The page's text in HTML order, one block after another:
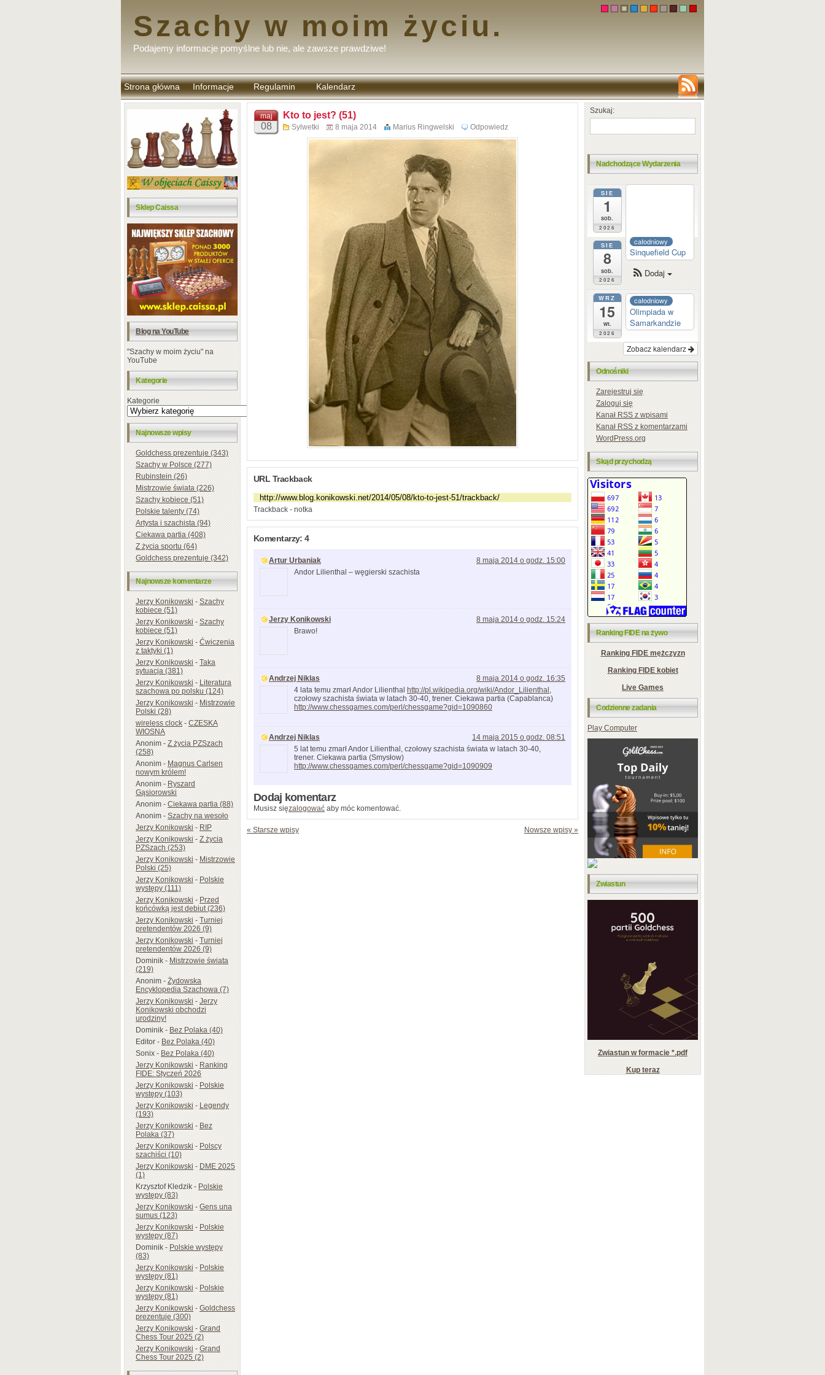
Szachy w moim życiu.
Podajemy informacje pomyślne lub nie, ale zawsze prawdziwe!
Strona główna Informacje Regulamin
komentarzy
Kalendarz
Sklep Caissa
Blog na YouTube
"Szachy w moim życiu" na
YouTube
Kategorie
Kategorie
Najnowsze wpisy
Goldchess prezentuje (343)
Szachy w Polsce (277)
Rubinstein (26)
Mistrzowie świata (226)
Szachy kobiece (51)
Polskie talenty (74)
Artysta i szachista (94)
Ciekawa partia (408)
Z życia sportu (64)
Goldchess prezentuje (342)
Najnowsze komentarze
Jerzy Konikowski-Szachy
kobiece (51)
Jerzy Konikowski-Szachy
kobiece (51)
Jerzy Konikowski-Ćwiczenia
z taktyki (1)
Jerzy Konikowski-Taka
sytuacja (381)
Jerzy Konikowski-Literatura
szachowa po polsku (124)
Jerzy Konikowski-Mistrzowie
Polski (28)
wireless clock-CZESKA
WIOSNA
Anonim-Z życia PZSzach
(258)
Anonim-Magnus Carlsen
nowym królem!
Anonim-Ryszard
Gąsiorowski
Anonim-Ciekawa partia (88)
Anonim-Szachy na wesoło
Jerzy Konikowski-RIP
Jerzy Konikowski-Z życia
PZSzach (253)
Jerzy Konikowski-Mistrzowie
Polski (25)
Jerzy Konikowski-Polskie
występy (111)
Jerzy Konikowski-Przed
końcówką jest debiut (236)
Jerzy Konikowski-Turniej
pretendentów 2026 (9)
Jerzy Konikowski-Turniej
pretendentów 2026 (9)
Dominik-Mistrzowie świata
(219)
Anonim-Żydowska
Encyklopedia Szachowa (7)
Jerzy Konikowski-Jerzy
Konikowski obchodzi
urodziny!
Dominik-Bez Polaka (40)
Editor-Bez Polaka (40)
Sonix-Bez Polaka (40)
Jerzy Konikowski-Ranking
FIDE: Styczeń 2026
Jerzy Konikowski-Polskie
występy (103)
Jerzy Konikowski-Legendy
(193)
Jerzy Konikowski-Bez
Polaka (37)
Jerzy Konikowski-Polscy
szachiści (10)
Jerzy Konikowski-DME 2025
(1)
Krzysztof Kledzik-Polskie
występy (83)
Jerzy Konikowski-Gens una
sumus (123)
Jerzy Konikowski-Polskie
występy (87)
Dominik-Polskie występy
(83)
Jerzy Konikowski-Polskie
występy (81)
Jerzy Konikowski-Polskie
występy (81)
Jerzy Konikowski-Goldchess
prezentuje (300)
Jerzy Konikowski-Grand
Chess Tour 2025 (2)
Jerzy Konikowski-Grand
Chess Tour 2025 (2)
maj
08
Kto to jest? (51)
Sylwetki 8 maja 2014 Marius Ringwelski Odpowiedz
URL Trackback
Trackback - notka
Komentarzy: 4
Artur Urbaniak
8 maja 2014 o godz. 15:00
Andor Lilienthal – węgierski szachista
Jerzy Konikowski
8 maja 2014 o godz. 15:24
Brawo!
Andrzej Niklas
8 maja 2014 o godz. 16:35
4 lata temu zmarł Andor Lilienthal http://pl.wikipedia.org/wiki/Andor_Lilienthal ,
czołowy szachista świata w latach 30-40, trener. Ciekawa partia (Capablanca)
http://www.chessgames.com/perl/chessgame?gid=1090860
Andrzej Niklas
14 maja 2015 o godz. 08:51
5 lat temu zmarł Andor Lilienthal, czołowy szachista świata w latach 30-40,
trener. Ciekawa partia (Smysłow)
http://www.chessgames.com/perl/chessgame?gid=1090909
Dodaj komentarz
Musisz sięzalogować aby móc komentować.
« Starsze wpisy Nowsze wpisy »
Szukaj:
Nadchodzące Wydarzenia
SIE
1
sob.
2026
SIE
8
sob.
2026
całodniowy
Sinquefield Cup
WRZ
15
wt.
2026
całodniowy
Olimpiada w
Samarkandzie
Zobacz kalendarz
Dodaj
Odnośniki
Zarejestruj się
Zaloguj się
KanałRSSz wpisami
KanałRSSz komentarzami
WordPress.org
Skąd przychodzą
Ranking FIDE na żywo
Ranking FIDE mężczyzn
Ranking FIDE kobiet
Live Games
Codzienne zadania
Play Computer
Zwiastun
Zwiastun w formacie *.pdf
Kup teraz